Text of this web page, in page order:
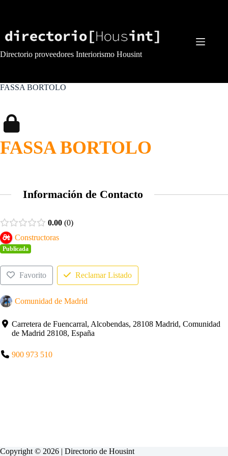
Directorio proveedores Interiorismo Housint
FASSA BORTOLO
FASSA BORTOLO
Información de Contacto
0.00 0
Constructoras
Publicada
Favorito Reclamar Listado
Comunidad de Madrid
Carretera de Fuencarral, Alcobendas, 28108 Madrid, Comunidad
de Madrid 28108, España
900 973 510
Copyright © 2026 | Directorio de Housint